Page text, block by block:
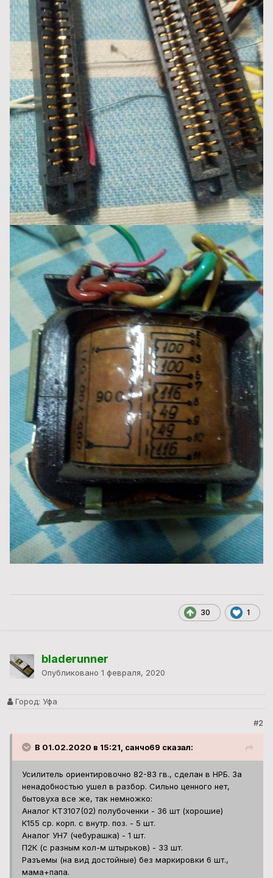
30 1
bladerunner
Опубликовано 1 февраля, 2020
Город: Уфа
#2
В 01.02.2020 в 15:21, санчо69 сказал:
Усилитель ориентировочно 82-83 гв., сделан в НРБ. За
ненадобностью ушел в разбор. Сильно ценного нет,
бытовуха все же, так немножко:
Аналог КТ3107(02) полубоченки - 36 шт (хорошие)
К155 ср. корп. с внутр. поз. - 5 шт.
Аналог УН7 (чебурашка) - 1 шт.
П2К (с разным кол-м штырьков) - 33 шт.
Разъемы (на вид достойные) без маркировки 6 шт.,
мама+папа.